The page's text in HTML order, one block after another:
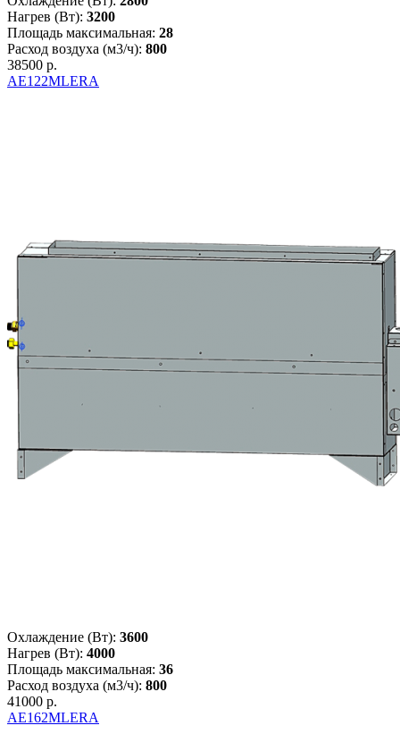
Нагрев (Вт): 3200
Площадь максимальная: 28
Расход воздуха (м3/ч): 800
38500 р.
AE122MLERA
Охлаждение (Вт): 3600
Нагрев (Вт): 4000
Площадь максимальная: 36
Расход воздуха (м3/ч): 800
41000 р.
AE162MLERA